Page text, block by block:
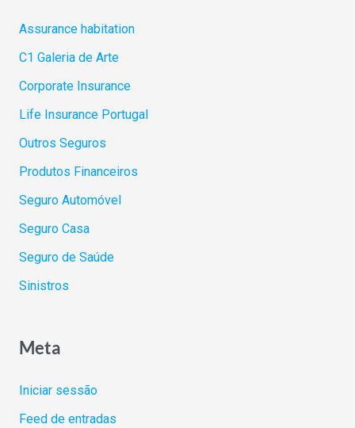
Assurance habitation
C1 Galeria de Arte
Corporate Insurance
Life Insurance Portugal
Outros Seguros
Produtos Financeiros
Seguro Automóvel
Seguro Casa
Seguro de Saúde
Sinistros
Meta
Iniciar sessão
Feed de entradas